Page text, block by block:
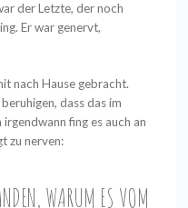
der Letzte, der noch
Er war genervt,
nach Hause gebracht.
dass das im
fing es auch an
zu nerven:
WARUM ES VOM